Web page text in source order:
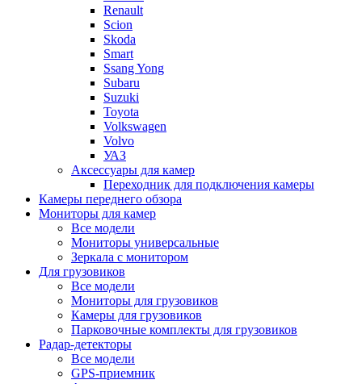
Renault
Scion
Skoda
Smart
Ssang Yong
Subaru
Suzuki
Toyota
Volkswagen
Volvo
УАЗ
Аксессуары для камер
Переходник для подключения камеры
Камеры переднего обзора
Мониторы для камер
Все модели
Мониторы универсальные
Зеркала с монитором
Для грузовиков
Все модели
Мониторы для грузовиков
Камеры для грузовиков
Парковочные комплекты для грузовиков
Радар-детекторы
Все модели
GPS-приемник